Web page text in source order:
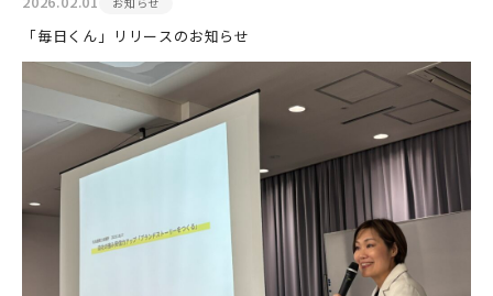
「毎日くん」リリースのお知らせ